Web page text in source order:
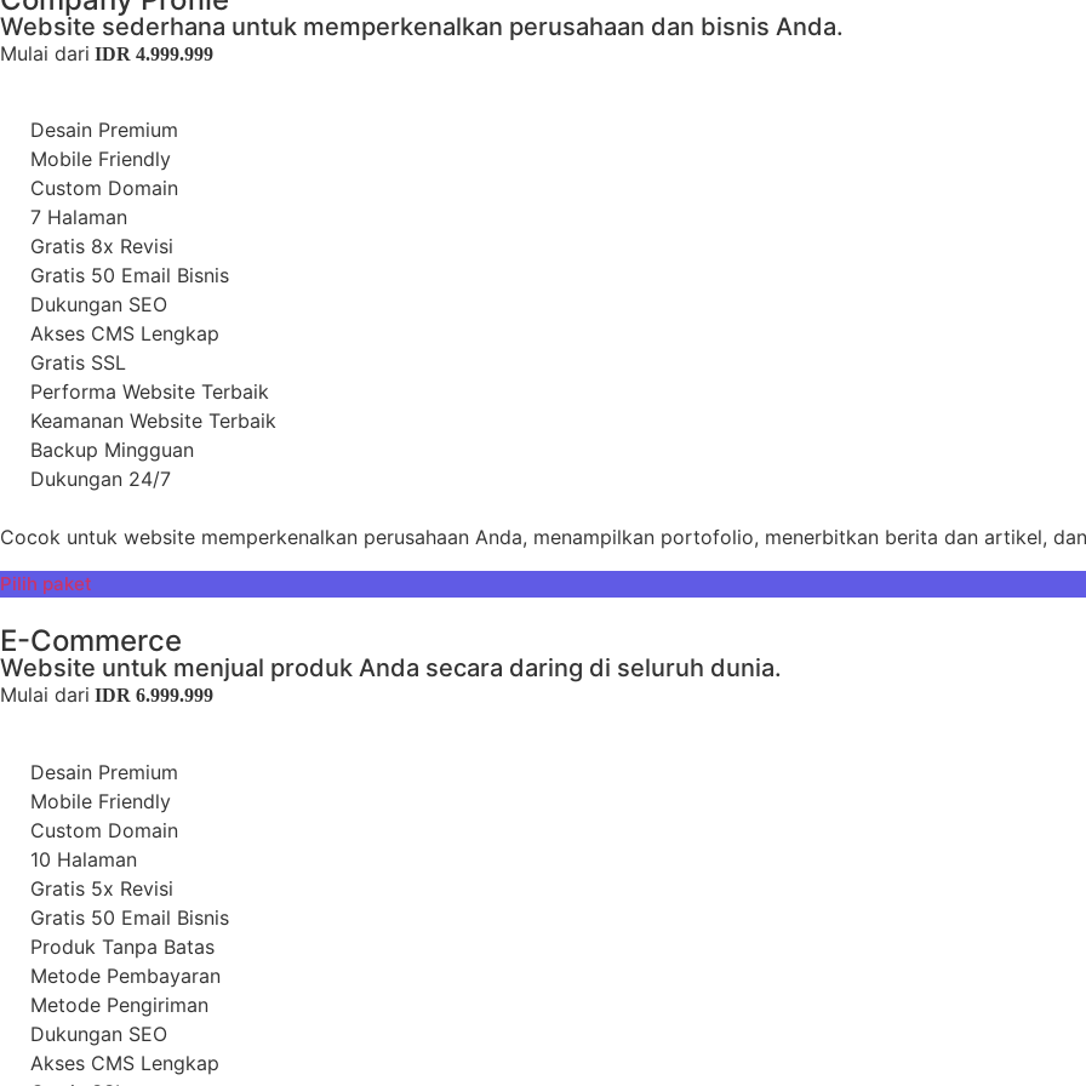
Website sederhana untuk memperkenalkan perusahaan dan bisnis Anda.
Mulai dari IDR 4.999.999
Desain Premium
Mobile Friendly
Custom Domain
7 Halaman
Gratis 8x Revisi
Gratis 50 Email Bisnis
Dukungan SEO
Akses CMS Lengkap
Gratis SSL
Performa Website Terbaik
Keamanan Website Terbaik
Backup Mingguan
Dukungan 24/7
Cocok untuk website memperkenalkan perusahaan Anda, menampilkan portofolio, menerbitkan berita dan artikel,
Pilih paket
E-Commerce
Website untuk menjual produk Anda secara daring di seluruh dunia.
Mulai dari IDR 6.999.999
Desain Premium
Mobile Friendly
Custom Domain
10 Halaman
Gratis 5x Revisi
Gratis 50 Email Bisnis
Produk Tanpa Batas
Metode Pembayaran
Metode Pengiriman
Dukungan SEO
Akses CMS Lengkap